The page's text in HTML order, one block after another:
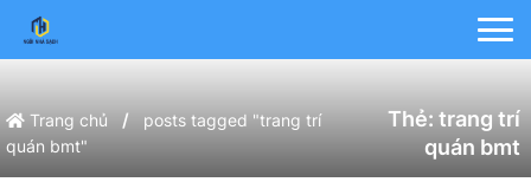
Trang chủ /
posts tagged "trang trí
quán bmt"
Thẻ:trang trí
quán bmt